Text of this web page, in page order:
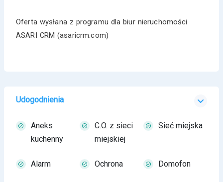
Oferta wysłana z programu dla biur nieruchomości
ASARI CRM (asaricrm.com)
Udogodnienia
Aneks
kuchenny
C.O. z sieci
miejskiej
Sieć miejska
Alarm Ochrona Domofon